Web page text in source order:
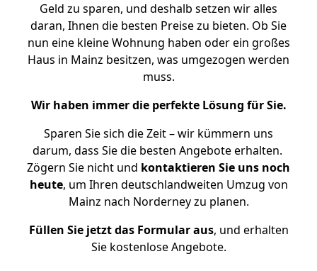
Geld zu sparen, und deshalb setzen wir alles
daran, Ihnen die besten Preise zu bieten. Ob Sie
nun eine kleine Wohnung haben oder ein großes
Haus in Mainz besitzen, was umgezogen werden
muss.
Wir haben immer die perfekte Lösung für Sie.
Sparen Sie sich die Zeit – wir kümmern uns
darum, dass Sie die besten Angebote erhalten.
Zögern Sie nicht und kontaktieren Sie uns noch
heute, um Ihren deutschlandweiten Umzug von
Mainz nach Norderney zu planen.
Füllen Sie jetzt das Formular aus, und erhalten
Sie kostenlose Angebote.